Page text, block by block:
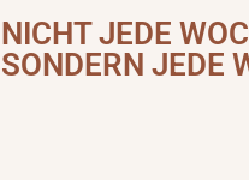
NICHT JEDE
SONDERN JEDE